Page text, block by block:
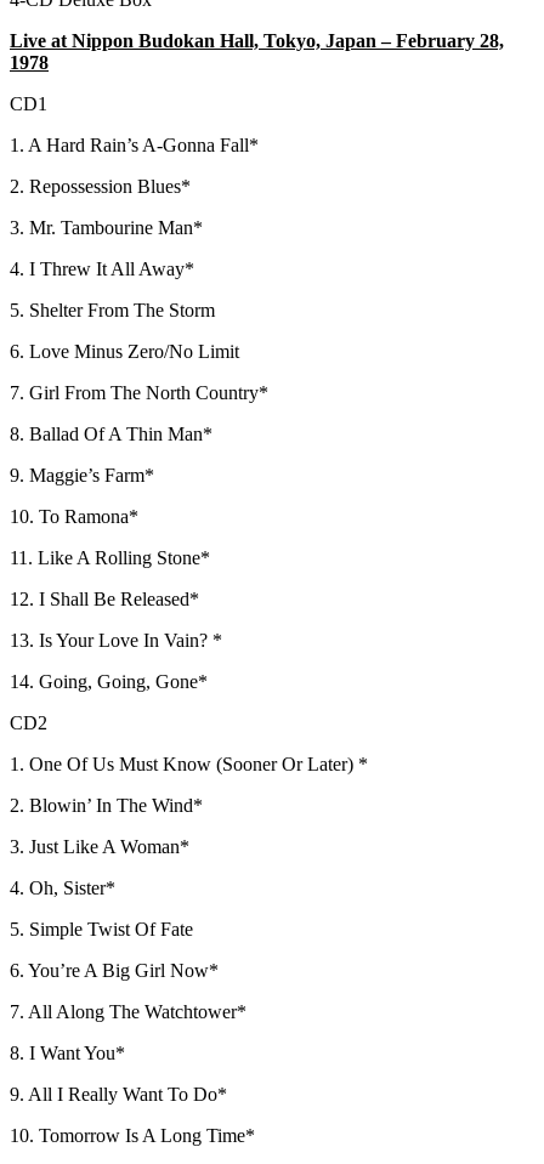
Live at Nippon Budokan Hall, Tokyo, Japan – February 28,
1978
CD1
1. A Hard Rain’s A-Gonna Fall*
2. Repossession Blues*
3. Mr. Tambourine Man*
4. I Threw It All Away*
5. Shelter From The Storm
6. Love Minus Zero/No Limit
7. Girl From The North Country*
8. Ballad Of A Thin Man*
9. Maggie’s Farm*
10. To Ramona*
11. Like A Rolling Stone*
12. I Shall Be Released*
13. Is Your Love In Vain? *
14. Going, Going, Gone*
CD2
1. One Of Us Must Know (Sooner Or Later) *
2. Blowin’ In The Wind*
3. Just Like A Woman*
4. Oh, Sister*
5. Simple Twist Of Fate
6. You’re A Big Girl Now*
7. All Along The Watchtower*
8. I Want You*
9. All I Really Want To Do*
10. Tomorrow Is A Long Time*